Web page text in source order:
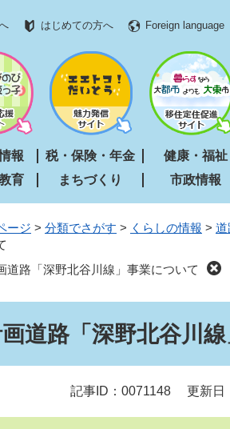
はじめての方へ Foreign language
報 税・保険・年金
健康・福祉
育
まちづくり 市政情報
ージ > 分類でさがす > くらしの情報 > 道
道路「深野北谷川線」事業について
道路「深野北谷川
記事ID：0071148 更新日